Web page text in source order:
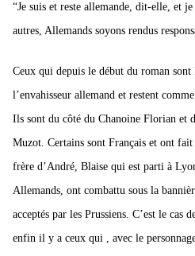
“Je suis et reste allemande, dit-elle, et
autres, Allemands soyons rendus
Ceux qui depuis le début du roman sont
l’envahisseur allemand et restent
Ils sont du côté du Chanoine Florian et
Muzot. Certains sont Français et ont
frère d’André, Blaise qui est parti à
Allemands, ont combattu sous la
acceptés par les Prussiens. C’est le
enfin il y a ceux qui , avec le